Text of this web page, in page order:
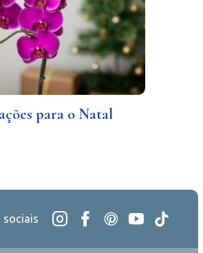
para o Natal
sociais